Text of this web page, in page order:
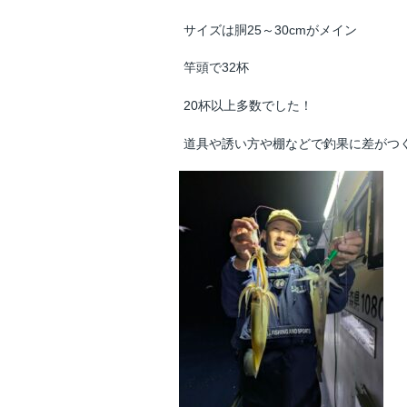
サイズは胴25～30cmがメイン
竿頭で32杯
20杯以上多数でした！
道具や誘い方や棚などで釣果に差がつ